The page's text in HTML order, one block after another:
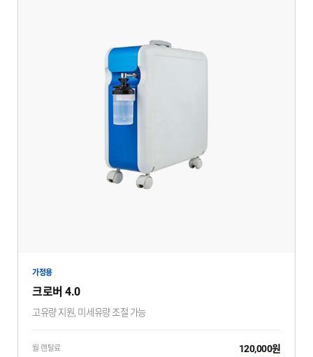
가정용
크로버 4.0
고유량 지원, 미세유량 조절 가능
월 렌탈료 120,000원